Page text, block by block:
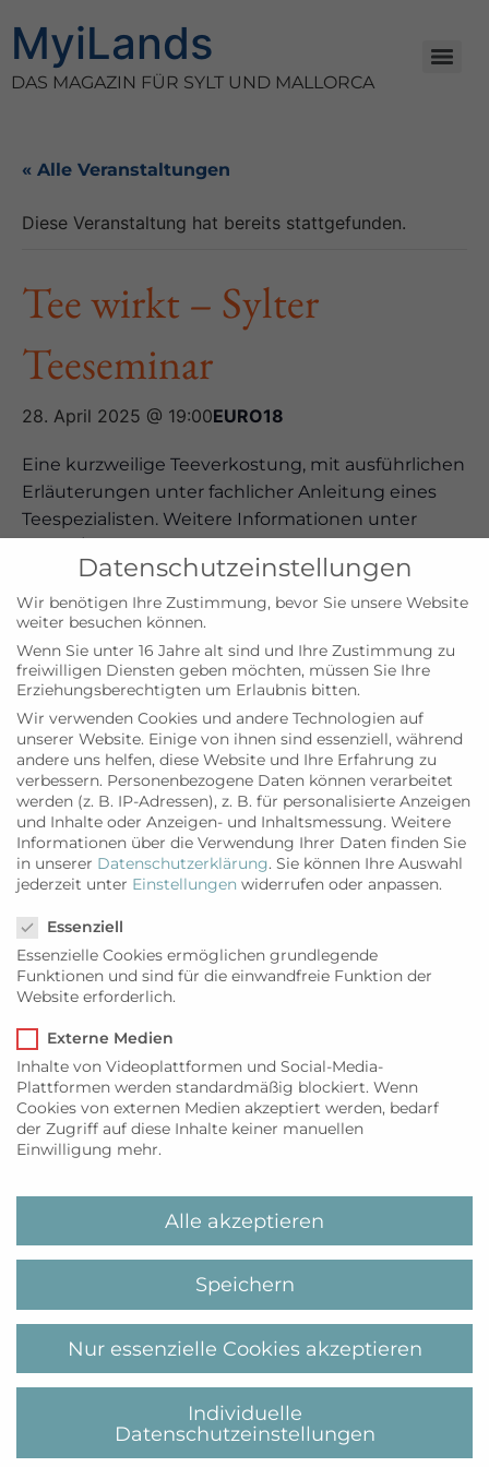
MyiLands
DAS MAGAZIN FÜR SYLT UND MALLORCA
« Alle Veranstaltungen
Diese Veranstaltung hat bereits stattgefunden.
Tee wirkt – Sylter
Teeseminar
28. April 2025 @ 19:00EURO18
Eine kurzweilige Teeverkostung, mit ausführlichen
Erläuterungen unter fachlicher Anleitung eines
Teespezialisten. Weitere Informationen unter
Zum Kalender hinzufügen
DETAILS
Datum:
28. April 2025
Zeit:
19:00
Eintritt:
Euro18
Veranstaltungskategorie:
Sylt
Website:
www.ernst-janssen.com
VERANSTALTUNGSORT
Teehaus Ernst Janssen,
Westerland
Schwimmkurs in der Sylter
Welle
Destillerieführung und
Verkostung
Über uns
MyiLands ist Ihre Website rund um Sylt und
Mallorca. Wir versorgen Sie mit den neuesten
Nachrichten, Lifestyleempfehlungen,
Ihren Lieblingsinseln.
Kategorien
LIFESTYLE
Datenschutzeinstellungen
Wir benötigen Ihre Zustimmung, bevor Sie unsere Website
weiter besuchen können.
Wenn Sie unter 16 Jahre alt sind und Ihre Zustimmung zu
freiwilligen Diensten geben möchten, müssen Sie Ihre
Erziehungsberechtigten um Erlaubnis bitten.
Wir verwenden Cookies und andere Technologien auf
unserer Website. Einige von ihnen sind essenziell, während
andere uns helfen, diese Website und Ihre Erfahrung zu
verbessern. Personenbezogene Daten können verarbeitet
werden (z. B. IP-Adressen), z. B. für personalisierte Anzeigen
und Inhalte oder Anzeigen- und Inhaltsmessung. Weitere
Informationen über die Verwendung Ihrer Daten finden Sie
in unserer Datenschutzerklärung. Sie können Ihre Auswahl
jederzeit unter Einstellungen widerrufen oder anpassen.
Essenziell
Essenzielle Cookies ermöglichen grundlegende
Funktionen und sind für die einwandfreie Funktion der
Website erforderlich.
Externe Medien
Inhalte von Videoplattformen und Social-Media-
Plattformen werden standardmäßig blockiert. Wenn
Cookies von externen Medien akzeptiert werden, bedarf
der Zugriff auf diese Inhalte keiner manuellen
Einwilligung mehr.
Alle akzeptieren
Speichern
Nur essenzielle Cookies akzeptieren
Individuelle
Datenschutzeinstellungen